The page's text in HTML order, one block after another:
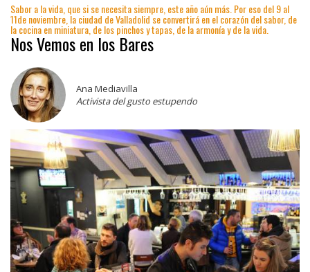
Sabor a la vida, que si se necesita siempre, este año aún más. Por eso del 9 al
11de noviembre, la ciudad de Valladolid se convertirá en el corazón del sabor, de
la cocina en miniatura, de los pinchos y tapas, de la armonía y de la vida.
Nos Vemos en los Bares
Ana Mediavilla
Activista del gusto estupendo